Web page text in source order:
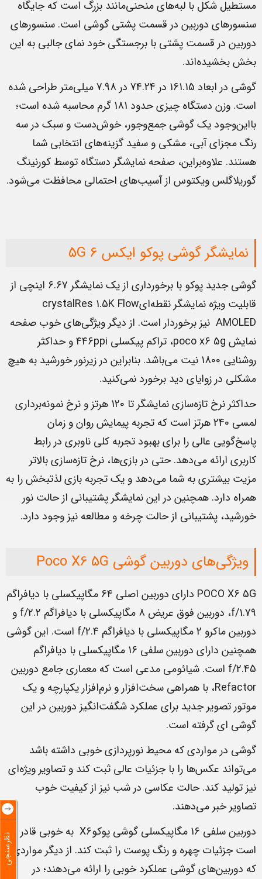
مستطیل شکل با لبه‌های منحنی‌مانند بزرگ است که جایگاه
سنسورهای دوربین در قسمت پشتی گوشی است. سنسورهای
دوربین در قسمت پشتی با برجستگی خود نمای جالبی به این
بخش بخشیده‌اند.
گوشی در ابعاد 161.15 در 74.24 در 7.98 میلی‌متر طراحی شده
است. وزن دستگاه چیزی حدود 181 گرم محاسبه شده است؛
بااین‌وجود یک گوشی جمع‌وجور، خوش‌دست و سبک در سه
رنگ مجزای آبی، مشکی و سفید گزینه‌های انتخابی شما
هستند. علاوه‌براین، صفحه نمایشگر دستگاه توسط کورنینگ
گوریلاگلس ویکتوس از آسیب‌های احتمالی محافظت می‌شود.
نمایشگر گوشی پوکو ایکس 6 5G
گوشی جدید پوکو با برخورداری از یک نمایشگر 6.67 اینچی از
قابلیت ویژه‌ نمایشگر نقطه‌ایcrystalRes 1.5K Flow
AMOLED نیز برخوردار است. از دیگر ویژگی‌های خوب صفحه
نمایش poco x6 5g، تراکم پیکسلی 446ppi و حداکثر
روشنایی 1800 نیت می‌باشد. بنابراین در زیرنور خورشید به هیچ
مشکلی در زوایای دید برخورد نمی‌کنید.
حداکثر نرخ تازه‌سازی نمایشگر تا 120 هرتز و نرخ نمونه‌برداری
لمسی 240 هرتز است که تجربه پیمایش روان و زمان
پاسخ‌گویی عالی را برای بهبود تجربه کلی ناوبری در رابط
کاربری ارائه می‌دهد. حتی در بازی‌ها، نرخ تازه‌سازی بالاتر
مزیت بیشتری به شما می‌دهد و یک تجربه بازی لذتبخش را به
همراه دارد. همچنین در این نمایشگر پشتیبانی از حالت نور
خورشید، پشتیبانی از حالت چرخه و مطالعه نیز وجود دارد.
ویژگی‌های دوربین گوشی Poco X6 5G
POCO X6 5G دارای دوربین اصلی 64 مگاپیکسلی با دیافراگم
f/1.79، دوربین فوق عریض 8 مگاپیکسلی با دیافراگم f/2.2 و
دوربین ماکرو 2 مگاپیکسلی با دیافراگم f/2.4 است. این گوشی
همچنین دارای دوربین سلفی 16 مگاپیکسلی با دیافراگم
f/2.45 است. شیائومی مدعی است که معماری جامع دوربین
Refactor، با همراهی سخت‌افزار و نرم‌افزار یکپارچه و یک
موتور تصویر جدید برای عملکرد شگفت‌انگیز دوربین در این
گوشی ای گرفته است.
گوشی در مواردی که محیط نورپردازی خوبی داشته باشد
می‌تواند عکس‌ها را با جزئیات عالی ثبت کند و تصاویر ویژه‌ای
نیز تولید کند. حالت عکاسی در شب نیز از کیفیت خوب
تصاویر خبر می‌دهند.
دوربین سلفی 16 مگاپیکسلی گوشی پوکوX6 به خوبی قادر
است جزئیات چهره و رنگ پوست را ثبت کند. از دیگر مواردی
که دوربین‌های گوشی عملکرد خوبی را ارائه می‌دهند؛ در
نظرسنجی